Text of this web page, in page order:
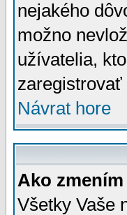
nejakého
možno
užívatelia,
zaregistrovať
Návrat hore
Ako
Všetky Vaše